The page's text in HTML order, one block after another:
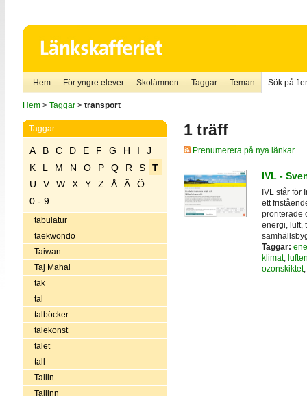
Hem För yngre elever Skolämnen Taggar Teman Sök på
Hem> Taggar> transport
Taggar
A B C D E F G H I
J
K
L M N O P Q R S
T
U
V W X Y Z Å Ä
Ö
0 - 9
tabulatur
taekwondo
Taiwan
Taj Mahal
tak
tal
talböcker
talekonst
talet
tall
Tallin
Tallinn
1 träff
Prenumerera på nya länkar
IVL -
IVL står för
ett
proriterade
energi, luft,
Taggar:
klimat,
ozonskiktet,